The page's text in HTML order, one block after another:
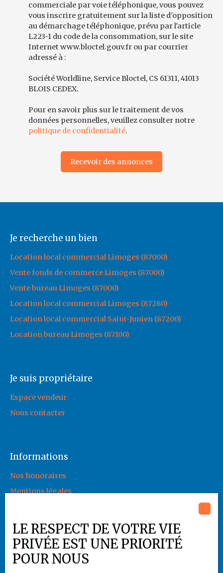
commerciale par voie téléphonique, vous pouvez
vous inscrire gratuitement sur la liste d'opposition
au démarchage téléphonique, prévu par l'article
L223-1 du code de la consommation, sur le site
Internet www.bloctel.gouv.fr ou par courrier
adressé à :
Société Worldline, Service Bloctel, CS 61311, 41013
BLOIS CEDEX.
Pour en savoir plus sur le traitement de vos
données personnelles, veuillez consulter notre
politique de confidentialité.
Recevoir des annonces
Je recherche un bien
Location local commercial Limoges (87000)
Vente fonds de commerce Limoges (87000)
Vente bureau Limoges (87000)
Location local commercial Limoges (87280)
Location local commercial Saint-Junien (87200)
Location bureau Limoges (87100)
Je suis propriétaire
Espace vendeur
Nous contacter
Informations
Nos honoraires
Mentions légales
Plan du site
Gérer les cookies
Propulsé par
LE RESPECT DE VOTRE VIE
PRIVÉE EST UNE PRIORITÉ
POUR NOUS